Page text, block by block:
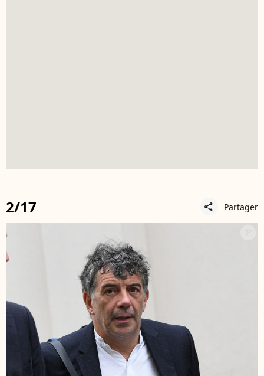
2/17 share Partager